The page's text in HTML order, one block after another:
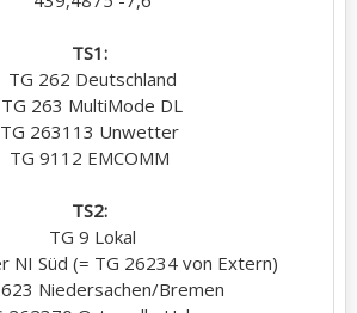
TS1:
TG 263113 Unwetter
TG 9112 EMCOMM
TS2: